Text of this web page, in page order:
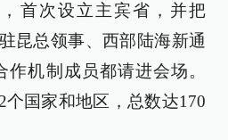
首次设立主宾省，并把
昆总领事、西部陆海新通
作机制成员都请进会场。
国家和地区，总数达170